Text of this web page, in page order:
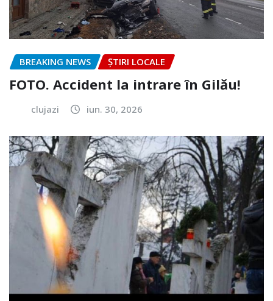
BREAKING NEWS ȘTIRI LOCALE
FOTO. Accident la intrare în Gilău!
clujazi iun. 30, 2026